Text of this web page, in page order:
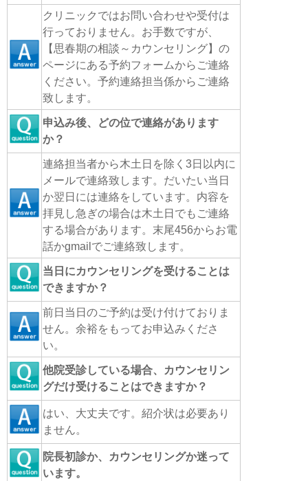
クリニックではお問い合わせや受付は
行っておりません。お手数ですが、
【思春期の相談～カウンセリング】の
ページにある予約フォームからご連絡
ください。予約連絡担当係からご連絡
致します。
申込み後、どの位で連絡があります
か？
連絡担当者から木土日を除く3日以内に
メールで連絡致します。だいたい当日
か翌日には連絡をしています。内容を
拝見し急ぎの場合は木土日でもご連絡
する場合があります。末尾456からお電
話かgmailでご連絡致します。
当日にカウンセリングを受けることは
できますか？
前日当日のご予約は受け付けておりま
せん。余裕をもってお申込みくださ
い。
他院受診している場合、カウンセリン
グだけ受けることはできますか？
はい、大丈夫です。紹介状は必要あり
ません。
院長初診か、カウンセリングか迷って
います。